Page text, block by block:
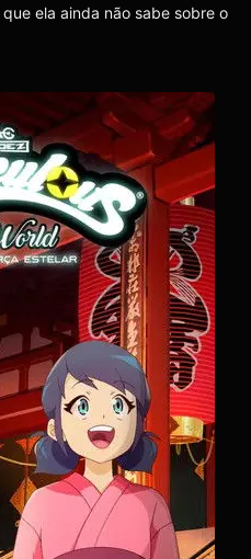
ela ainda não sabe sobre o